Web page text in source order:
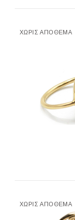
ΧΩΡΊΣ ΑΠΌΘΕΜΑ
ΧΩΡΊΣ ΑΠΌΘΕΜΑ